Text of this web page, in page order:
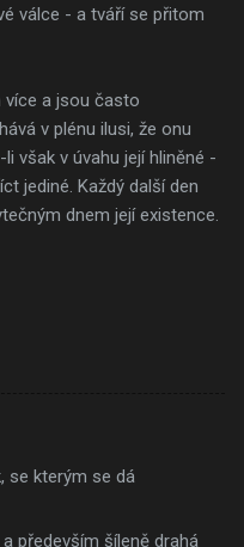
válce - a tváří se přitom
více a jsou často
v plénu ilusi, že onu
však v úvahu její hliněné -
jediné. Každý další den
dnem její existence.
se kterým se dá
především šíleně drahá